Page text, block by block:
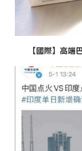
【國際】高